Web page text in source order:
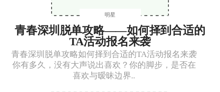
明星
青春深圳脱单攻略——如何择到合适的
TA活动报名来袭
青春深圳脱单攻略如何择到合适的TA活动报名来袭
你有多久，没有大声说出喜欢？你的脚步，是否在
喜欢与暧昧边界..